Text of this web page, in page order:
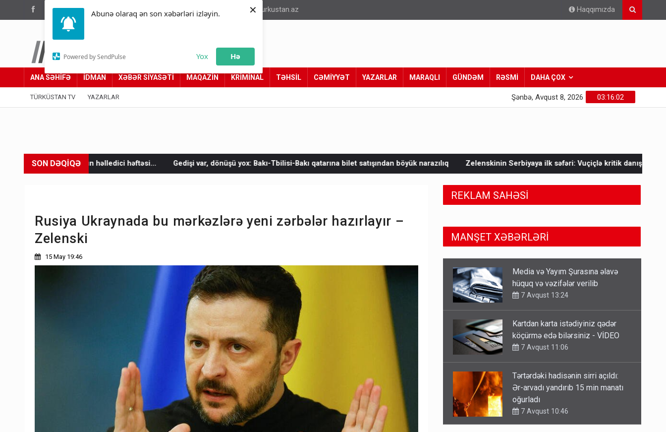
Abunə olaraq ən son xəbərləri izləyin.
Powered by SendPulse Yox Hə
×
(012) 449 94 05 info@turkustan.az Haqqımızda
Türküstan.az
Adımız yolumuzdur
ANA SƏHİFƏ İDMAN XƏBƏR SİYASƏTİ MAQAZİN KRİMİNAL TƏHSİL CƏMİYYƏT YAZARLAR MARAQLI GÜNDƏM RƏSMİ DAHA ÇOX
TÜRKÜSTAN TV YAZARLAR 03:16:04
Şənbə, Avqust 8, 2026
SON DƏQİQƏ
həlledici həftəsi... Gedişi var, dönüşü yox: Bakı-Tbilisi-Bakı qatarına bilet satışından böyük narazılıq Zelenskinin Serbiyaya ilk səfəri: Vuçiçlə kritik danışıqlar Mask Ukraynaya
Rusiya Ukraynada bu mərkəzlərə yeni zərbələr hazırlayır –
Zelenski
15 May 19:46
REKLAM SAHƏSİ
MANŞET XƏBƏRLƏRİ
Kartdan karta istədiyiniz qədər
köçürmə edə bilərsiniz - VİDEO
7 Avqust 11:06
Tərtərdəki hadisənin sirri açıldı:
Ər-arvadı yandırıb 15 min manatı
oğurladı
Əhaliyə hava ilə bağlı VACİB
XƏBƏRDARLIQ - Saat 11:00-dan…
7 Avqust 09:15